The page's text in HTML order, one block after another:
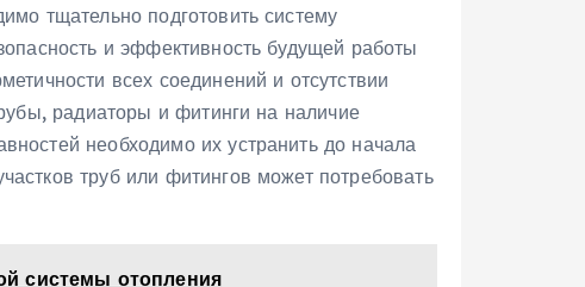
тщательно подготовить систему
и эффективность будущей работы
всех соединений и отсутствии
радиаторы и фитинги на наличие
необходимо их устранить до начала
труб или фитингов может потребовать
системы отопления